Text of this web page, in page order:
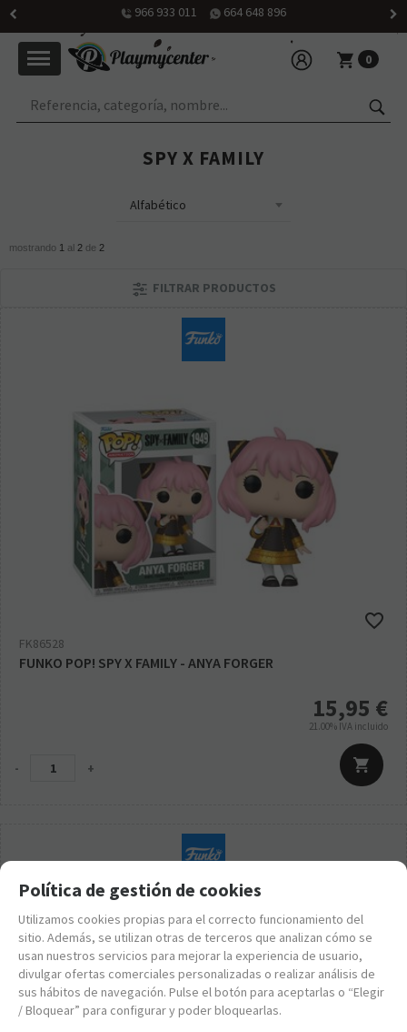
966 933 011 664 648 896
0
SPY X FAMILY
mostrando 1 al 2 de 2
FILTRAR PRODUCTOS
FK86528
FUNKO POP! SPY X FAMILY - ANYA FORGER
15,95 €
21.00% IVA incluido
- +
Política de gestión de cookies
Utilizamos cookies propias para el correcto funcionamiento del
sitio. Además, se utilizan otras de terceros que analizan cómo se
usan nuestros servicios para mejorar la experiencia de usuario,
divulgar ofertas comerciales personalizadas o realizar análisis de
sus hábitos de navegación. Pulse el botón para aceptarlas o “Elegir
/ Bloquear” para configurar y poder bloquearlas.